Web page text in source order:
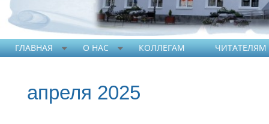
ГЛАВНАЯ О НАС КОЛЛЕГАМ ЧИТАТЕЛЯМ
апреля 2025